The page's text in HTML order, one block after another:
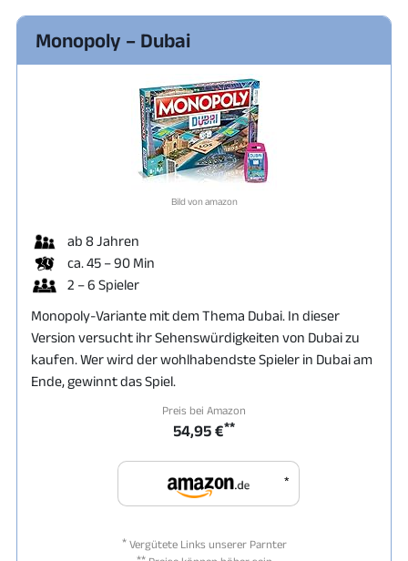
Monopoly – Dubai
Bild von amazon
ab 8 Jahren
ca. 45 – 90 Min
2 – 6 Spieler
Monopoly-Variante mit dem Thema Dubai. In dieser
Version versucht ihr Sehenswürdigkeiten von Dubai zu
kaufen. Wer wird der wohlhabendste Spieler in Dubai am
Ende, gewinnt das Spiel.
Preis bei Amazon
54,95 €**
*
*Vergütete Links unserer Parnter